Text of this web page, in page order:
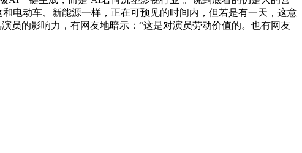
电动车、新能源一样，正在可预见的时间内，但若是有一天，这意
员的影响力，有网友地暗示：“这是对演员劳动价值的。也有网友